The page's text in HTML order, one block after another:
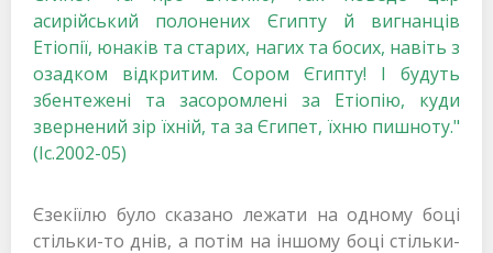
асирійський полонених Єгипту й вигнанців
Етіопії, юнаків та старих, нагих та босих, навіть з
озадком відкритим. Сором Єгипту! І будуть
збентежені та засоромлені за Етіопію, куди
звернений зір їхній, та за Єгипет, їхню пишноту."
(Іс.2002-05)
Єзекіїлю було сказано лежати на одному боці
стільки-то днів, а потім на іншому боці стільки-